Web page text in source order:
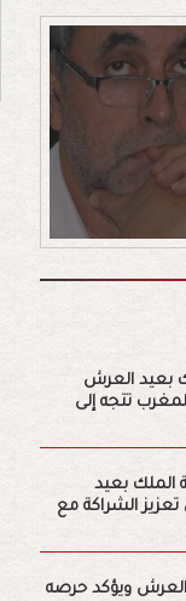
بعيد العرش
تتجه إلى
الملك بعيد
الشراكة مع
العرش ويؤكد حرصه